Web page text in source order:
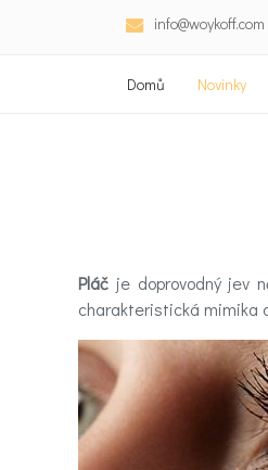
info@woykoff.com
Domů Novinky
Pláč je doprovodný jev
charakteristická mimika